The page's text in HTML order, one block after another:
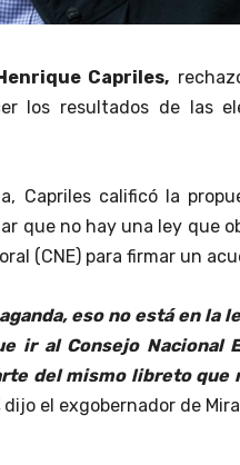
Capriles,
los resultados de las
Capriles calificó la
que no hay una ley que
(CNE) para firmar un
eso no está en la
ir al Consejo Nacional
del mismo libreto que
dijo el exgobernador de